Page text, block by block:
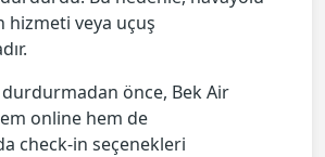
hizmeti veya uçuş
önce, Bek Air
online hem de
check-in seçenekleri